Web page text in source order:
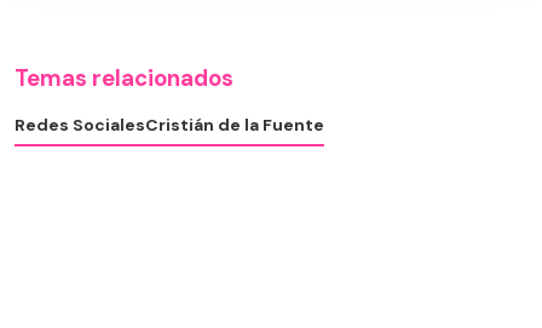
Temas relacionados
Redes SocialesCristián de la Fuente